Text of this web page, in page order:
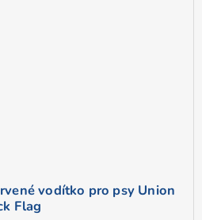
vodítko pro psy Union
Flag